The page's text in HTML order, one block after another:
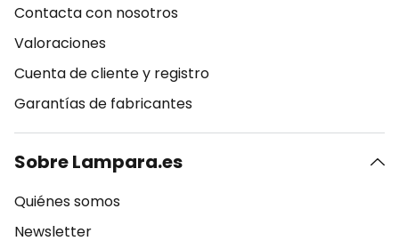
Contacta con nosotros
Valoraciones
Cuenta de cliente y registro
Garantías de fabricantes
Sobre Lampara.es
Quiénes somos
Newsletter